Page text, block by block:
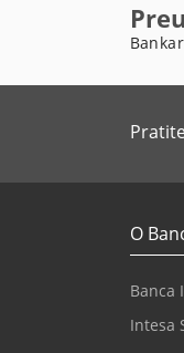
O
Banca
Intesa